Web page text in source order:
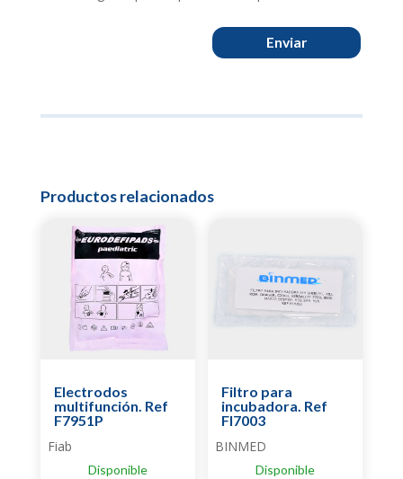
Enviar
Productos relacionados
Electrodos
multifunción. Ref
F7951P
Fiab
Disponible
Filtro para
incubadora. Ref
FI7003
BINMED
Disponible